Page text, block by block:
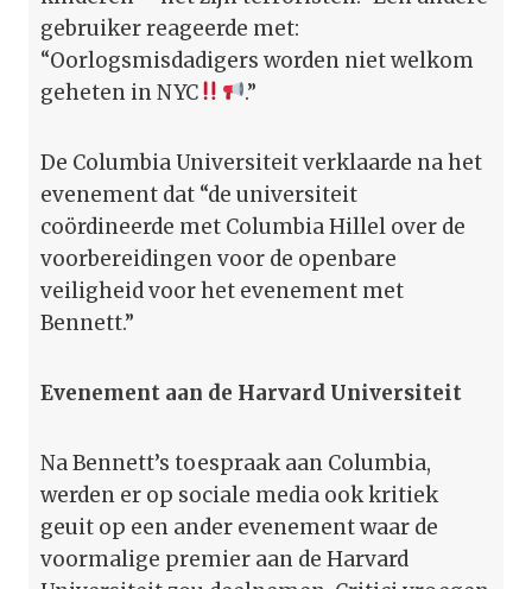
gebruiker reageerde met:
“Oorlogsmisdadigers worden niet welkom
geheten in NYC
.”
De Columbia Universiteit verklaarde na het
evenement dat “de universiteit
coördineerde met Columbia Hillel over de
voorbereidingen voor de openbare
veiligheid voor het evenement met
Bennett.”
Evenement aan de Harvard Universiteit
Na Bennett’s toespraak aan Columbia,
werden er op sociale media ook kritiek
geuit op een ander evenement waar de
voormalige premier aan de Harvard